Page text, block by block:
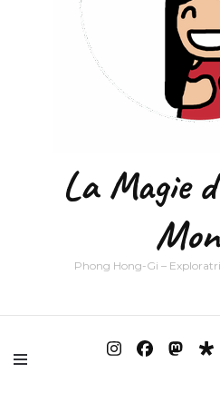
La Magie
Phong Hong-Gi –